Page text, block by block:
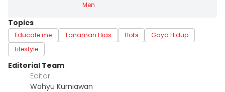
Men
Topics
Educate me Tanaman Hias Hobi
Gaya Hidup
Lifestyle
Editorial Team
Editor
Wahyu Kurniawan